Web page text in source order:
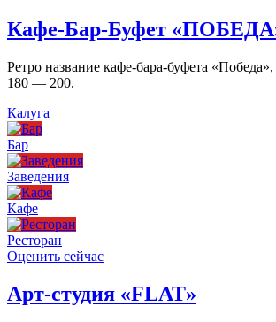
Кафе-Бар-Буфет
Ретро название кафе-бара-буфета
180 — 200.
Калуга
Бар
Заведения
Кафе
Ресторан
Оценить сейчас
Арт-студия «FLAT»